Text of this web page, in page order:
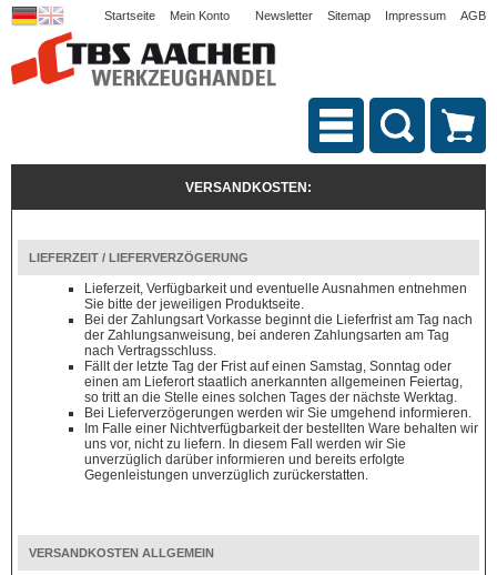
Startseite Mein Konto Newsletter Sitemap Impressum AGB
VERSANDKOSTEN:
LIEFERZEIT / LIEFERVERZÖGERUNG
Lieferzeit, Verfügbarkeit und eventuelle Ausnahmen entnehmen
Sie bitte der jeweiligen Produktseite.
Bei der Zahlungsart Vorkasse beginnt die Lieferfrist am Tag nach
der Zahlungsanweisung, bei anderen Zahlungsarten am Tag
nach Vertragsschluss.
Fällt der letzte Tag der Frist auf einen Samstag, Sonntag oder
einen am Lieferort staatlich anerkannten allgemeinen Feiertag,
so tritt an die Stelle eines solchen Tages der nächste Werktag.
Bei Lieferverzögerungen werden wir Sie umgehend informieren.
Im Falle einer Nichtverfügbarkeit der bestellten Ware behalten wir
uns vor, nicht zu liefern. In diesem Fall werden wir Sie
unverzüglich darüber informieren und bereits erfolgte
Gegenleistungen unverzüglich zurückerstatten.
VERSANDKOSTEN ALLGEMEIN